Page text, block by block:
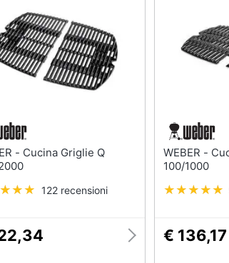
Griglie Q
122 recensioni
WEBER - Cucina Griglie Q
100/1000
€ 136,17